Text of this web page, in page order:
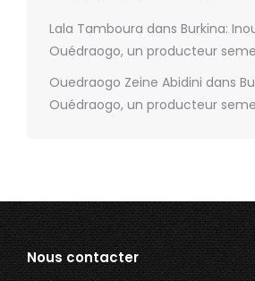
Lala Tamboura dans Burkina:
Ouédraogo, un producteur
Ouedraogo Zeine Abidini dans
Ouédraogo, un producteur
Nous contacter